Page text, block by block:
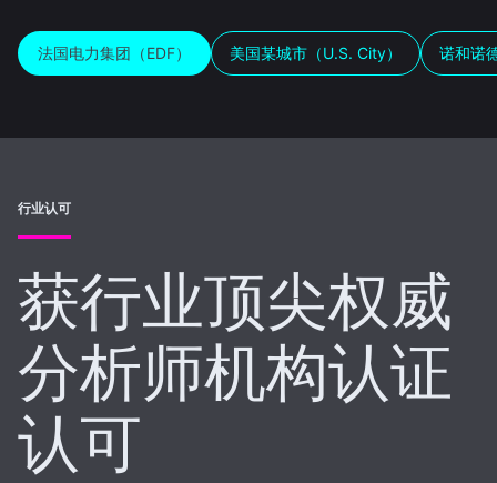
法国电力集团（EDF） 美国某城市（U.S. City） 诺和诺
行业认可
获行业顶尖权威
分析师机构认证
认可